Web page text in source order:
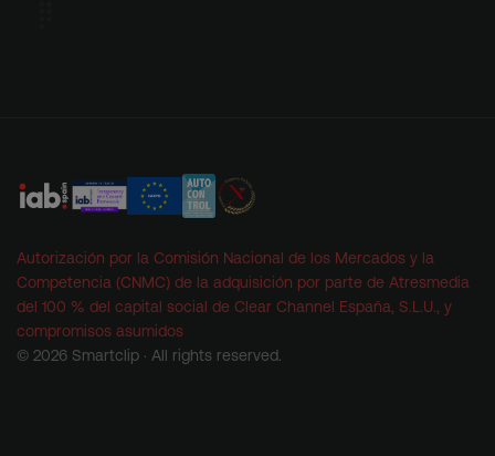
Autorización por la Comisión Nacional de los Mercados y la
Competencia (CNMC) de la adquisición por parte de Atresmedia
del 100 % del capital social de Clear Channel España, S.L.U., y
compromisos asumidos
© 2026 Smartclip · All rights reserved.